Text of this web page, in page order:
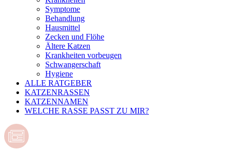
Symptome
Behandlung
Hausmittel
Zecken und Flöhe
Ältere Katzen
Krankheiten vorbeugen
Schwangerschaft
Hygiene
ALLE RATGEBER
KATZENRASSEN
KATZENNAMEN
WELCHE RASSE PASST ZU MIR?